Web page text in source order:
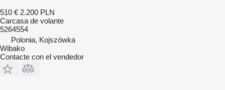
510 € 2.200 PLN
Carcasa de volante
5264554
Polonia, Kojszówka
Wibako
Contacte con el vendedor